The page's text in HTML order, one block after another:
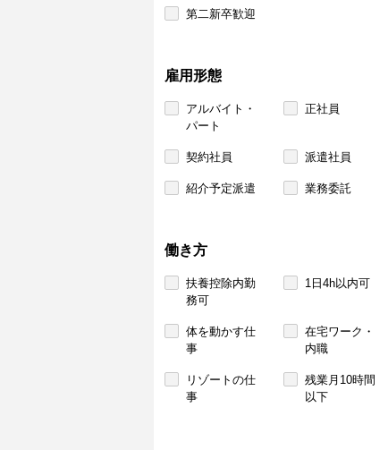
第二新卒歓迎
雇用形態
アルバイト・
パート
正社員
契約社員 派遣社員
紹介予定派遣 業務委託
働き方
扶養控除内勤
務可
1日4h以内可
体を動かす仕
事
在宅ワーク・
内職
リゾートの仕
事
残業月10時間
以下